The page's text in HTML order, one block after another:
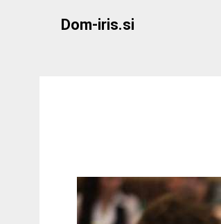
Dom-iris.si